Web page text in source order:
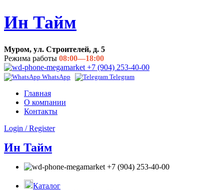
Ин Тайм
Муром, ул. Строителей, д. 5
Режима работы 08:00—18:00
+7 (904) 253-40-00
WhatsApp Telegram
Главная
О компании
Контакты
Login / Register
Ин Тайм
+7 (904) 253-40-00
Каталог